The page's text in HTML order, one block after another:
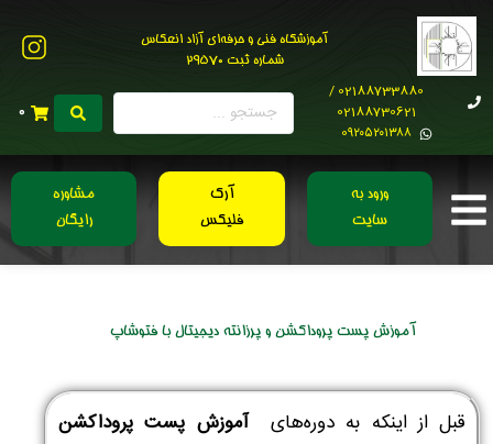
آموزشگاه فنی و حرفه‌ای آزاد انعکاس
شماره ثبت 29570
02188733880 /
02188730621
0۹۲۰۵۲۰۱۳۸۸
0
ورود به
سایت
آرک
فلیکس
مشاوره
رایگان
آموزش پست پروداکشن و پرزانته دیجیتال با فتوشاپ
قبل از اینکه به دوره‌هایآموزش پست پروداکشن